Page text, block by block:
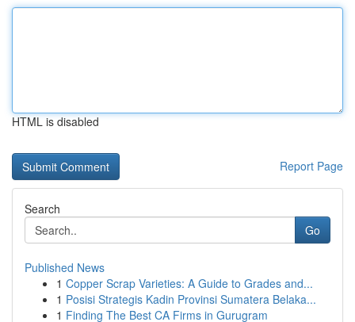
HTML is disabled
Report Page
Search
Go
Published News
1 Copper Scrap Varieties: A Guide to Grades and...
1 Posisi Strategis Kadin Provinsi Sumatera Belaka...
1 Finding The Best CA Firms in Gurugram